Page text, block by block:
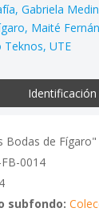
Gabriela
Maité
Teknos UTE
Identificación
Bodas de Fígaro"
FB-0014
subfondo: